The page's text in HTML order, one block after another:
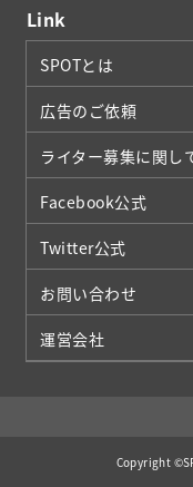
Link
SPOTとは
広告のご依頼
ライター募集に関し
Facebook公式
Twitter公式
お問い合わせ
運営会社
Copyright